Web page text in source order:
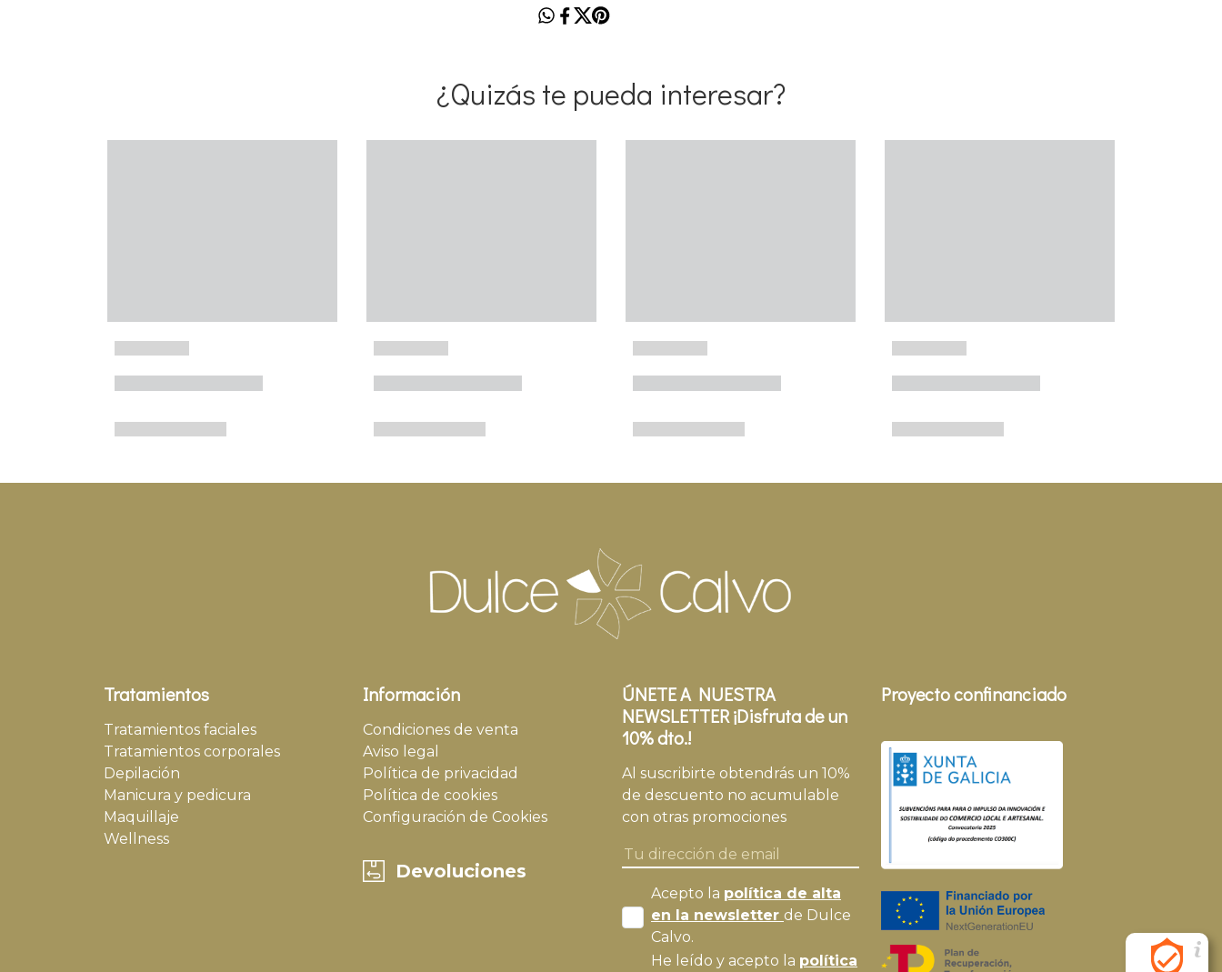
¿Quizás te pueda interesar?
Tratamientos
Tratamientos faciales
Tratamientos corporales
Depilación
Manicura y pedicura
Maquillaje
Wellness
Información
Condiciones de venta
Aviso legal
Política de privacidad
Política de cookies
Configuración de Cookies
Devoluciones
ÚNETE A NUESTRA
NEWSLETTER ¡Disfruta de un
10% dto.!
Al suscribirte obtendrás un 10%
de descuento no acumulable
con otras promociones
Acepto la política de alta
en la newsletter de Dulce
Calvo.
He leído y acepto la política
Proyecto confinanciado